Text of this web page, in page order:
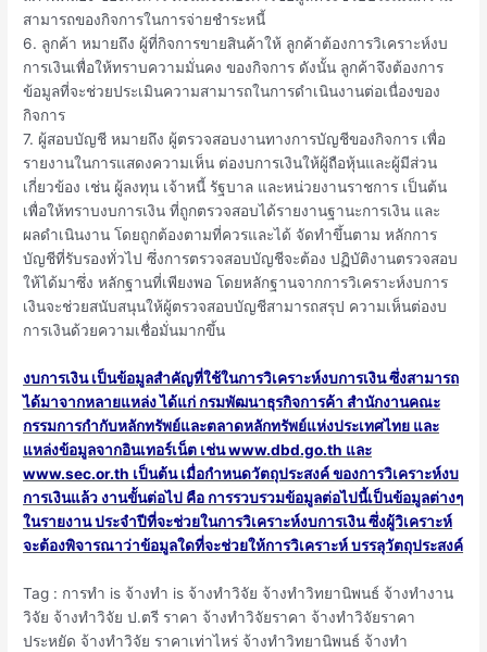
สามารถของกิจการในการจ่ายชําระหนี้
6. ลูกค้า หมายถึง ผู้ที่กิจการขายสินค้าให้ ลูกค้าต้องการวิเคราะห์งบ
การเงินเพื่อให้ทราบความมั่นคง ของกิจการ ดังนั้น ลูกค้าจึงต้องการ
ข้อมูลที่จะช่วยประเมินความสามารถในการดําเนินงานต่อเนื่องของ
กิจการ
7. ผู้สอบบัญชี หมายถึง ผู้ตรวจสอบงานทางการบัญชีของกิจการ เพื่อ
รายงานในการแสดงความเห็น ต่องบการเงินให้ผู้ถือหุ้นและผู้มีส่วน
เกี่ยวข้อง เช่น ผู้ลงทุน เจ้าหนี้ รัฐบาล และหน่วยงานราชการ เป็นต้น
เพื่อให้ทราบงบการเงิน ที่ถูกตรวจสอบได้รายงานฐานะการเงิน และ
ผลดําเนินงาน โดยถูกต้องตามที่ควรและได้ จัดทําขึ้นตาม หลักการ
บัญชีที่รับรองทั่วไป ซึ่งการตรวจสอบบัญชีจะต้อง ปฏิบัติงานตรวจสอบ
ให้ได้มาซึ่ง หลักฐานที่เพียงพอ โดยหลักฐานจากการวิเคราะห์งบการ
เงินจะช่วยสนับสนุนให้ผู้ตรวจสอบบัญชีสามารถสรุป ความเห็นต่องบ
การเงินด้วยความเชื่อมั่นมากขึ้น
งบการเงิน เป็นข้อมูลสําคัญที่ใช้ในการวิเคราะห์งบการเงิน ซึ่งสามารถ
ได้มาจากหลายแหล่ง ได้แก่ กรมพัฒนาธุรกิจการค้า สํานักงานคณะ
กรรมการกํากับหลักทรัพย์และตลาดหลักทรัพย์แห่งประเทศไทย และ
แหล่งข้อมูลจากอินเทอร์เน็ต เช่น www.dbd.go.th และ
www.sec.or.th เป็นต้น เมื่อกําหนดวัตถุประสงค์ ของการวิเคราะห์งบ
การเงินแล้ว งานขั้นต่อไป คือ การรวบรวมข้อมูลต่อไปนี้เป็นข้อมูลต่างๆ
ในรายงาน ประจําปีที่จะช่วยในการวิเคราะห์งบการเงิน ซึ่งผู้วิเคราะห์
จะต้องพิจารณาว่าข้อมูลใดที่จะช่วยให้การวิเคราะห์ บรรลุวัตถุประสงค์
Tag : การทำ is จ้างทำ is จ้างทำวิจัย จ้างทำวิทยานิพนธ์ จ้างทํางาน
วิจัย จ้างทําวิจัย ป.ตรี ราคา จ้างทําวิจัยราคา จ้างทําวิจัยราคา
ประหยัด จ้างทําวิจัย ราคาเท่าไหร่ จ้างทําวิทยานิพนธ์ จ้างทํา